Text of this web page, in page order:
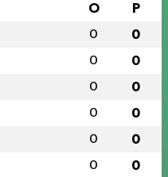
O P
0 0
0 0
0 0
0 0
0 0
0 0